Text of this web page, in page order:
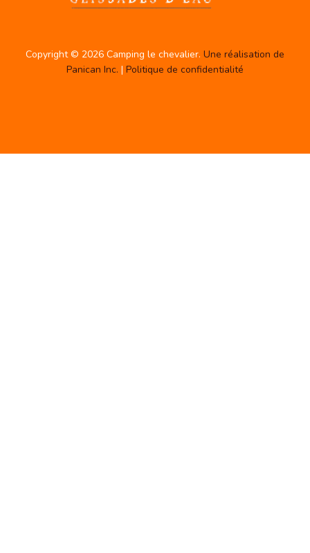
Copyright © 2026 Camping le chevalier. Une réalisation de
Panican Inc. | Politique de confidentialité